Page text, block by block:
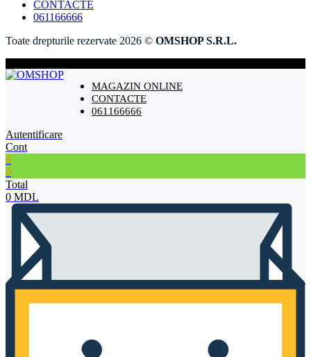
CONTACTE
061166666
Toate drepturile rezervate 2026 © OMSHOP S.R.L.
MAGAZIN ONLINE
CONTACTE
061166666
Autentificare
Cont
6
0
Total
0 MDL